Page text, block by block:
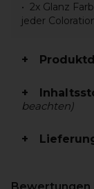
2x Glanz
jeder
beachten)